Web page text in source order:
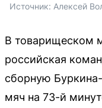
Источник: Алексей
В товарищеском
российская
сборную
мяч на 73-й